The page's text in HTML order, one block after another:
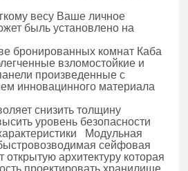
весу Ваше личное
быль установлено на
бронированных комнат Каба
взломостойкие и
произведенные с
инновацинного материала
снизить толщину
уровень безопасности
Модульная
сейфовая
открытую архитектуру которая